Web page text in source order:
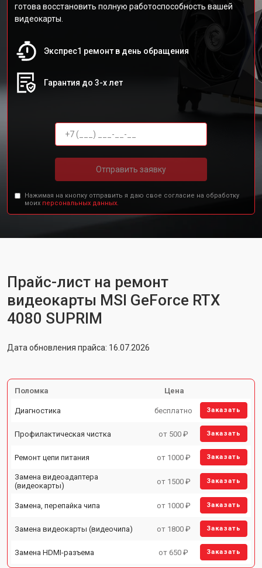
готова восстановить полную работоспособность вашей
видеокарты.
Экспрес1 ремонт в день обращения
Гарантия до 3-х лет
Отправить заявку
Нажимая на кнопку отправить я даю свое согласие на обработку
моих персональных данных.
Прайс-лист на ремонт
видеокарты MSI GeForce RTX
4080 SUPRIM
Дата обновления прайса: 16.07.2026
Поломка Цена
Диагностика бесплатно Заказать
Профилактическая чистка от 500 ₽ Заказать
Ремонт цепи питания от 1000 ₽ Заказать
Замена видеоадаптера
(видеокарты)
от 1500 ₽ Заказать
Замена, перепайка чипа от 1000 ₽ Заказать
Замена видеокарты (видеочипа) от 1800 ₽ Заказать
Замена HDMI-разъема от 650 ₽ Заказать